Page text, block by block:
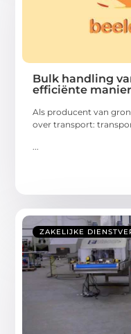
Bulk handling
efficiënte manier
Als producent van
over transport:
...
ZAKELIJKE